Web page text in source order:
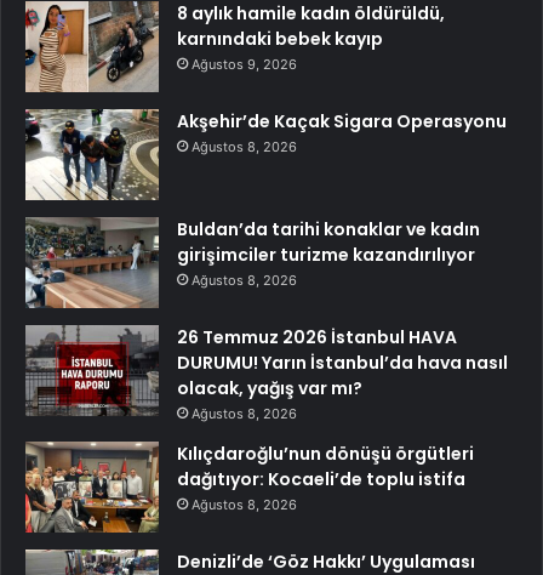
8 aylık hamile kadın öldürüldü,
karnındaki bebek kayıp
Ağustos 9, 2026
Akşehir’de Kaçak Sigara Operasyonu
Ağustos 8, 2026
Buldan’da tarihi konaklar ve kadın
girişimciler turizme kazandırılıyor
Ağustos 8, 2026
26 Temmuz 2026 İstanbul HAVA
DURUMU! Yarın İstanbul’da hava nasıl
olacak, yağış var mı?
Ağustos 8, 2026
Kılıçdaroğlu’nun dönüşü örgütleri
dağıtıyor: Kocaeli’de toplu istifa
Ağustos 8, 2026
Denizli’de ‘Göz Hakkı’ Uygulaması